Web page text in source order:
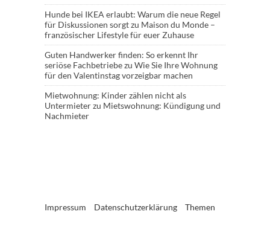
Hunde bei IKEA erlaubt: Warum die neue Regel
für Diskussionen sorgtzu Maison du Monde –
französischer Lifestyle für euer Zuhause
Guten Handwerker finden: So erkennt Ihr
seriöse Fachbetriebezu Wie Sie Ihre Wohnung
für den Valentinstag vorzeigbar machen
Mietwohnung: Kinder zählen nicht als
Untermieterzu Mietswohnung: Kündigung und
Nachmieter
Impressum Datenschutzerklärung Themen